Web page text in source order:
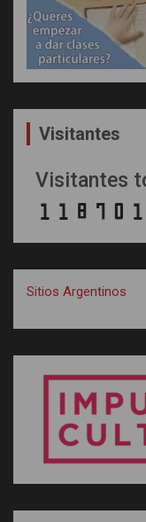
Visitantes
Visitantes
Sitios Argentinos